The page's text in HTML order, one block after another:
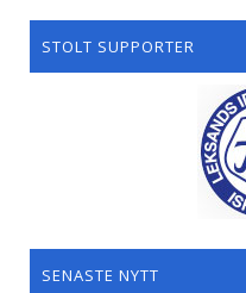
STOLT SUPPORTER
SENASTE NYTT